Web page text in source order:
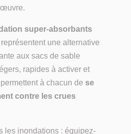
œuvre.
super-absorbants
une alternative
aux sacs de sable
rapides à activer et
à chacun de se
contre les crues
les inondations : équipez-